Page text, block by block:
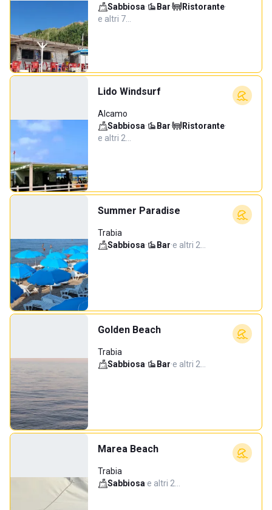
Sabbiosa· Bar· Ristorante·
e altri 7…
Lido Windsurf
Alcamo
Sabbiosa· Bar· Ristorante·
e altri 2…
Summer Paradise
Trabia
Sabbiosa· Bar·e altri 2…
Golden Beach
Trabia
Sabbiosa· Bar·e altri 2…
Marea Beach
Trabia
Sabbiosa·e altri 2…